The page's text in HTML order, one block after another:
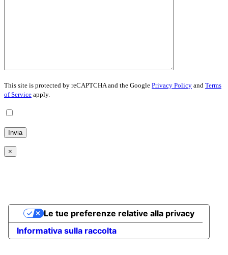
This site is protected by reCAPTCHA and the Google Privacy Policy and Terms
of Service apply.
×
Go
Top
Informativa sulla raccolta
Le tue preferenze relative alla privacy